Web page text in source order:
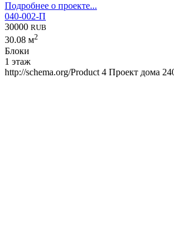
Подробнее о проекте...
040-002-П
30000 RUB
30.08 м2
Блоки
1 этаж
http://schema.org/Product 4 Проект дома